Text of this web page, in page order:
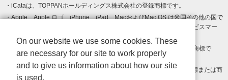
iCataは、TOPPANホールディングス株式会社の登録商標です。
Apple、Apple ロゴ、iPhone、iPad、MacおよびMac OS は米国その他の国で
登録された Apple Inc. の商標です。App Store は Apple Inc. のサービスマー
クです。
Android、Google Play および Google Play ロゴ は Google LLC の商標で
す。
Windows は Microsoft Inc.の米国およびその他の国における登録商標または商
On our website we use some cookies. These
are necessary for our site to work properly
and to give us information about how our site
is used.